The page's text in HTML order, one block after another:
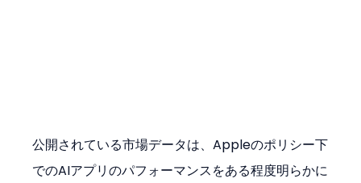
公開されている市場データは、Appleのポリシー下
でのAIアプリのパフォーマンスをある程度明らかに